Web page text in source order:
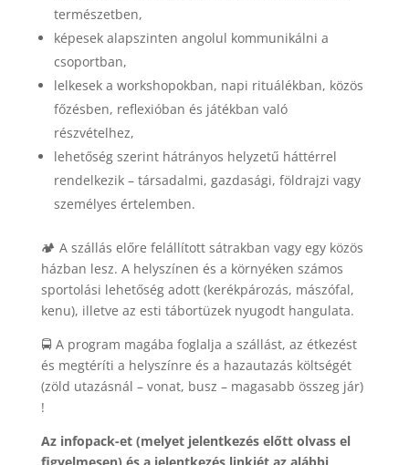
természetben,
képesek alapszinten angolul kommunikálni a
csoportban,
lelkesek a workshopokban, napi rituálékban, közös
főzésben, reflexióban és játékban való
részvételhez,
lehetőség szerint hátrányos helyzetű háttérrel
rendelkezik – társadalmi, gazdasági, földrajzi vagy
személyes értelemben.
🏕️ A szállás előre felállított sátrakban vagy egy közös
házban lesz. A helyszínen és a környéken számos
sportolási lehetőség adott (kerékpározás, mászófal,
kenu), illetve az esti tábortüzek nyugodt hangulata.
🚍 A program magába foglalja a szállást, az étkezést
és megtéríti a helyszínre és a hazautazás költségét
(zöld utazásnál – vonat, busz – magasabb összeg jár)
!
Az infopack-et (melyet jelentkezés előtt olvass el